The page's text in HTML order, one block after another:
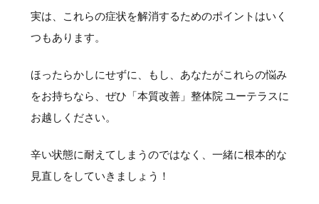
実は、これらの症状を解消するためのポイントはいく
つもあります。
ほったらかしにせずに、もし、あなたがこれらの悩み
をお持ちなら、ぜひ「本質改善」整体院 ユーテラスに
お越しください。
辛い状態に耐えてしまうのではなく、一緒に根本的な
見直しをしていきましょう！